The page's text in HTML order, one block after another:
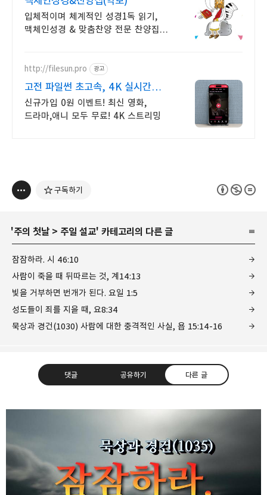
입체적이며 체계적인 성경1독 읽기,
맥체인성경 & 맞춤찬양 전문 찬양집
http://filesun.pro 광고
고전 파일썬 초고속, 4K 실시간
보기!
신규가입 0원 이벤트! 최신 영화,
드라마,애니 모두 무료! 4K 스트리밍
구독하기
'주의 첫날 > 주일 설교' 카테고리의 다른 글
잠잠하라. 시 46:10
사람이 죽을 때 뒤따르는 것, 계14:13
빛을 거부하면 번개가 된다. 요일 1:5
성도들이 죄를 지을 때, 요8:34
묵상과 경건(1030) 사람에 대한 충격적인 사실, 욥 15:14-16
댓글 공유하기 다른 글
❏말씀침례교회 ❏AV1611.net ❏Peter
Yoon
Graceful, Wonderful, Powerful, Inspirational
preaching!!
구독하기 카카오톡 라인